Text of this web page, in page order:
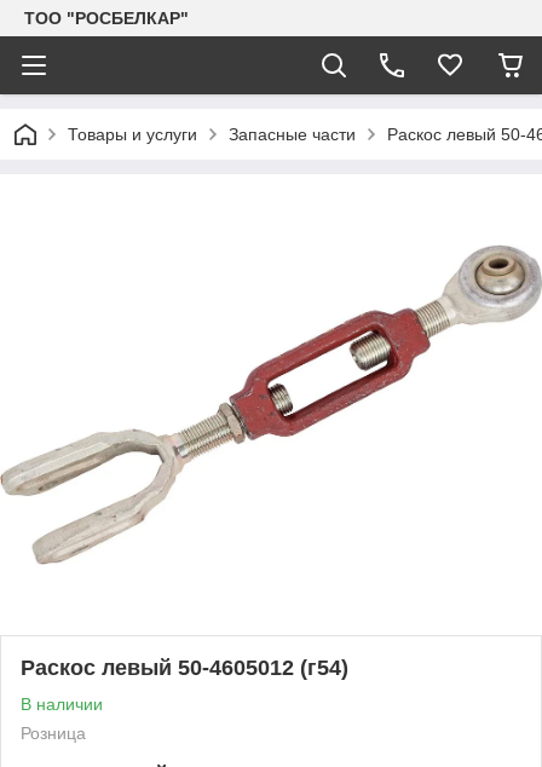
TOO "РОСБЕЛКАР"
Товары и услуги Запасные части Раскос левый 50-
Раскос левый 50-4605012 (г54)
В наличии
Розница